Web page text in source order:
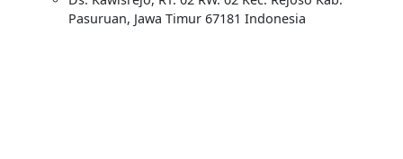
Pasuruan, Jawa Timur 67181 Indonesia